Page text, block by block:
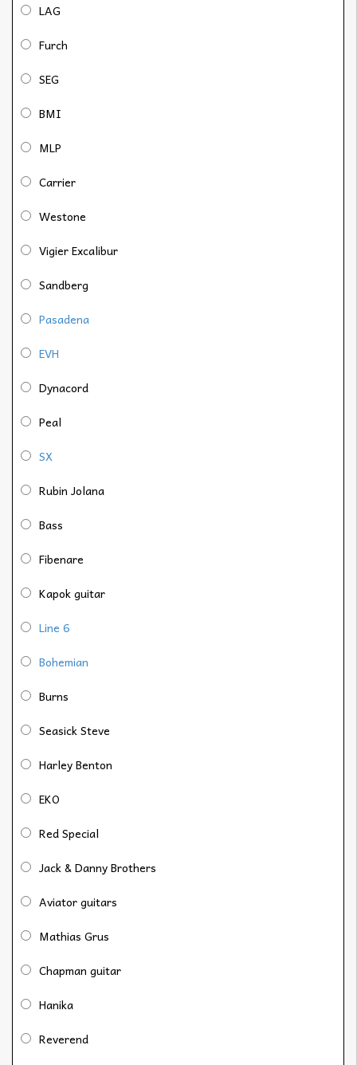
LAG
Furch
SEG
BMI
MLP
Carrier
Westone
Vigier Excalibur
Sandberg
Pasadena
EVH
Dynacord
Peal
SX
Rubin Jolana
Bass
Fibenare
Kapok guitar
Line 6
Bohemian
Burns
Seasick Steve
Harley Benton
EKO
Red Special
Jack & Danny Brothers
Aviator guitars
Mathias Grus
Chapman guitar
Hanika
Reverend